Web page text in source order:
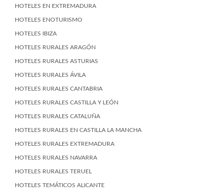
HOTELES EN EXTREMADURA
HOTELES ENOTURISMO
HOTELES IBIZA
HOTELES RURALES ARAGÓN
HOTELES RURALES ASTURIAS
HOTELES RURALES ÁVILA
HOTELES RURALES CANTABRIA
HOTELES RURALES CASTILLA Y LEÓN
HOTELES RURALES CATALUÑA
HOTELES RURALES EN CASTILLA LA MANCHA
HOTELES RURALES EXTREMADURA
HOTELES RURALES NAVARRA
HOTELES RURALES TERUEL
HOTELES TEMÁTICOS ALICANTE